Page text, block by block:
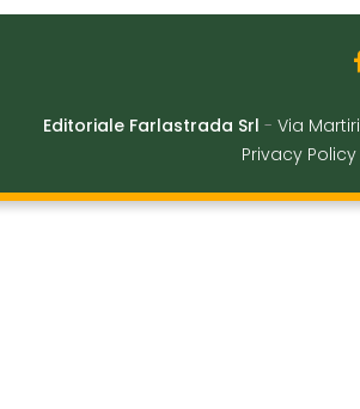
Editoriale Farlastrada Srl - Via
Privacy Policy